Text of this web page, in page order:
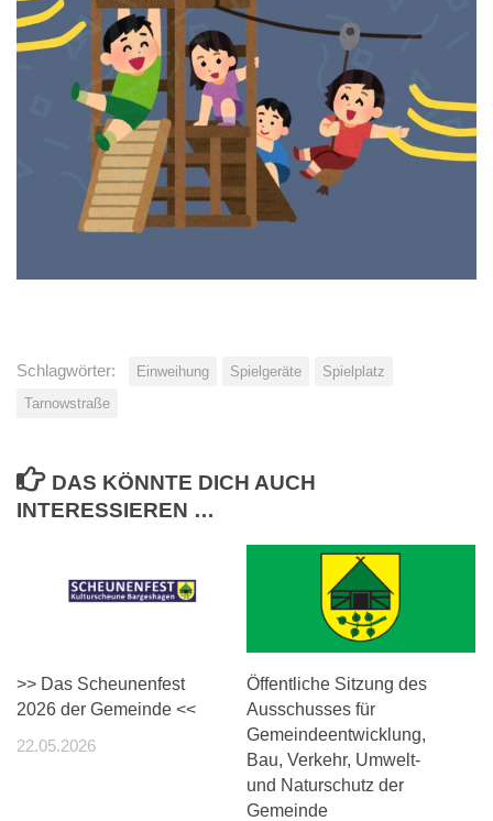
Schlagwörter: Einweihung Spielgeräte
Spielplatz
Tarnowstraße
DAS KÖNNTE DICH AUCH
INTERESSIEREN …
>> Das Scheunenfest
2026 der Gemeinde <<
22.05.2026
Öffentliche Sitzung des
Ausschusses für
Gemeindeentwicklung,
Bau, Verkehr, Umwelt-
und Naturschutz der
Gemeinde